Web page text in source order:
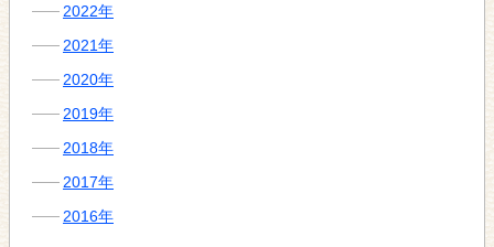
2022年
2021年
2020年
2019年
2018年
2017年
2016年